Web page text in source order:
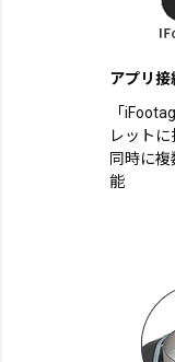
アプリ
「
レット
同時に
能